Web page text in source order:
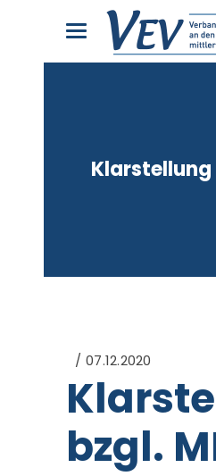
Klarstellung
07.12.2020
bzgl.